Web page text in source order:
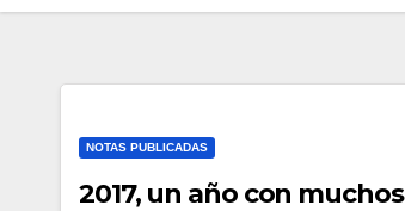
NOTAS PUBLICADAS
2017, un año con